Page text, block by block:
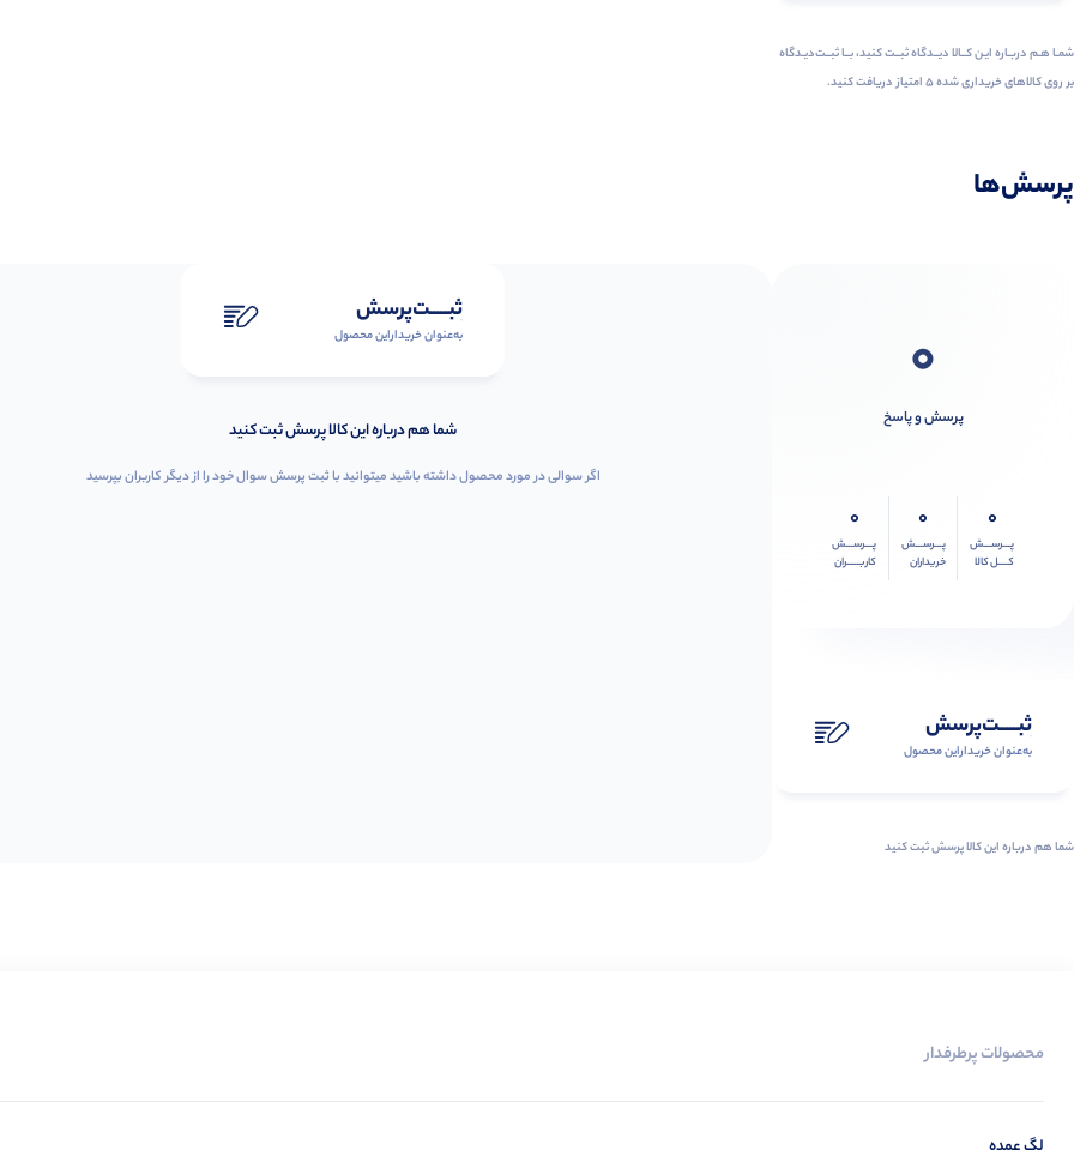
شمـا هـم دربـاره ایـن کــالا دیــدگاه ثبــت کنید، بــا ثبــت‌دیـدگاه
بر روی کالاهای خریداری شده ۵ امتیاز دریافت کنید.
پرسش‌ها
0
پرسش و پاسخ
0
پـــرســـش
کــــل کالا
0
پـــرســـش
خریداران
0
پـــرســـش
کاربـــــران
ثبـــــت‌پرسش
به‌عنوان ‌خریدار‌این‌ محصول
شما هم درباره این کالا پرسش ثبت کنید
ثبـــــت‌پرسش
به‌عنوان ‌خریدار‌این‌ محصول
شما هم درباره این کالا پرسش ثبت کنید
اگر سوالی در مورد محصول داشته باشید میتوانید با ثبت پرسش سوال خود را از دیگر کاربران بپرسید
محصولات پرطرفدار
لگ عمده